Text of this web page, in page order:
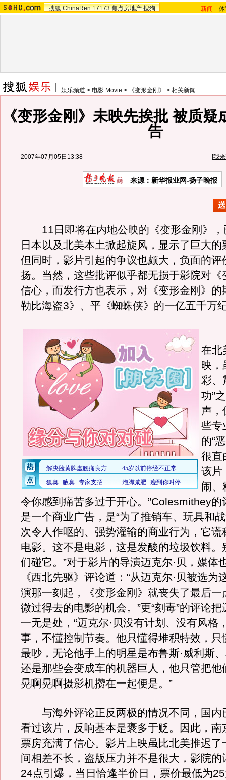
搜狐 ChinaRen 17173 焦点房地产 搜狗 新闻 -
娱乐频道 > 电影 Movie > 《变形金刚》 > 相关新闻
《变形金刚》未映先挨批 被质疑
告
2007年07月05日13:38 [我
来源：新华报业网-扬子晚报
11日即将在内地公映的《变形金刚》，
日本以及北美本土掀起旋风，显示了巨大的
但同时，影片引起的争议也颇大，负面的评
扬。当然，这些批评似乎都无损于影院对《
信心，而发行方也表示，对《变形金刚》的
勒比海盗3》、平《蜘蛛侠》的一亿五千万
在北
映，
彩、
功”
声，
些专
的“
很直
该片
闹、
令你感到痛苦多过于开心。”Colesmithey的
是一个商业广告，是“为了推销车、玩具和
次令人作呕的、强势灌输的商业行为，它谎
电影。这不是电影，这是发酸的垃圾饮料。
们碰它。”对于影片的导演迈克尔·贝，媒体
《西北先驱》评论道：“从迈克尔·贝被选为
演那一刻起，《变形金刚》就丧失了最后一
微过得去的电影的机会。”更“刻毒”的评论把
一无是处，“迈克尔·贝没有计划、没有风格
事，不懂控制节奏。他只懂得堆积特效，只
最吵，无论他手上的明星是布鲁斯·威利斯
还是那些会变成车的机器巨人，他只管把他
晃啊晃啊摄影机攒在一起便是。”
与海外评论正反两极的情况不同，国内
看过该片，反响基本是褒多于贬。因此，南
票房充满了信心。影片上映虽比北美推迟了
间相差不长，盗版压力并不是很大，影院的
24点引爆，当日恰逢半价日，票价最低为